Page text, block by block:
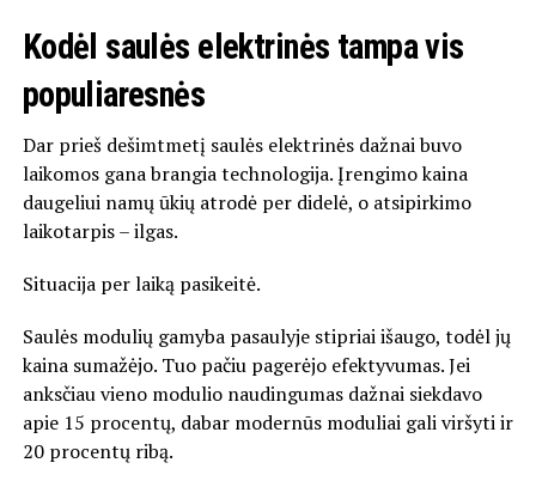
Kodėl saulės elektrinės tampa vis
populiaresnės
Dar prieš dešimtmetį saulės elektrinės dažnai buvo
laikomos gana brangia technologija. Įrengimo kaina
daugeliui namų ūkių atrodė per didelė, o atsipirkimo
laikotarpis – ilgas.
Situacija per laiką pasikeitė.
Saulės modulių gamyba pasaulyje stipriai išaugo, todėl jų
kaina sumažėjo. Tuo pačiu pagerėjo efektyvumas. Jei
anksčiau vieno modulio naudingumas dažnai siekdavo
apie 15 procentų, dabar modernūs moduliai gali viršyti ir
20 procentų ribą.